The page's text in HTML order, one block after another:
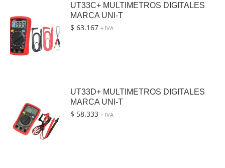
UT33C+ MULTIMETROS DIGITALES
MARCA UNI-T
$ 63.167 + IVA
UT33D+ MULTIMETROS DIGITALES
MARCA UNI-T
$ 58.333 + IVA